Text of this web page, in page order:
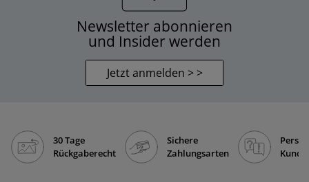
Newsletter abonnieren
und Insider werden
Jetzt anmelden > >
30 Tage
Rückgaberecht
Sichere
Zahlungsarten